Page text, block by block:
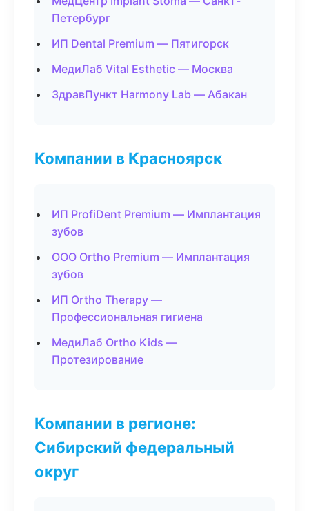
Петербург
ИП Dental Premium — Пятигорск
МедиЛаб Vital Esthetic — Москва
ЗдравПункт Harmony Lab — Абакан
Компании в Красноярск
ИП ProfiDent Premium — Имплантация
зубов
ООО Ortho Premium — Имплантация
зубов
ИП Ortho Therapy —
Профессиональная гигиена
МедиЛаб Ortho Kids —
Протезирование
Компании в регионе:
Сибирский федеральный
округ